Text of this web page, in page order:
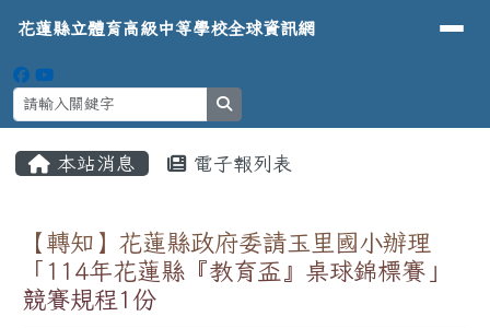
花蓮縣立體育高級中等學校全球資
導覽列
花蓮縣立體育高級中等學校全球資訊網
本站消息 電子報列表
【轉知】花蓮縣政府委請玉里國小辦理
「114年花蓮縣『教育盃』桌球錦標賽」
競賽規程1份